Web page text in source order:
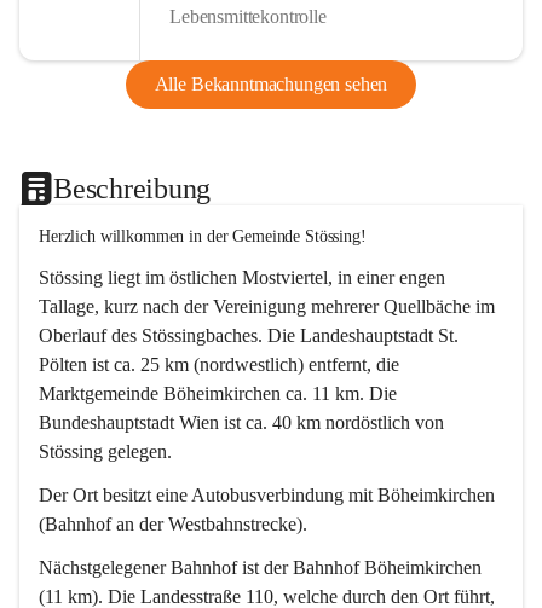
Lebensmittekontrolle
Alle Bekanntmachungen sehen
Beschreibung
Herzlich willkommen in der Gemeinde Stössing!
Stössing liegt im östlichen Mostviertel, in einer engen
Tallage, kurz nach der Vereinigung mehrerer Quellbäche im
Oberlauf des Stössingbaches. Die Landeshauptstadt St.
Pölten ist ca. 25 km (nordwestlich) entfernt, die
Marktgemeinde Böheimkirchen ca. 11 km. Die
Bundeshauptstadt Wien ist ca. 40 km nordöstlich von
Stössing gelegen.
Der Ort besitzt eine Autobusverbindung mit Böheimkirchen
(Bahnhof an der Westbahnstrecke).
Nächstgelegener Bahnhof ist der Bahnhof Böheimkirchen
(11 km). Die Landesstraße 110, welche durch den Ort führt,